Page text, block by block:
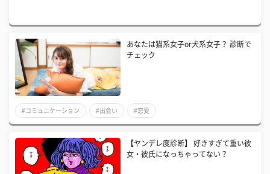
あなたは猫系女子or犬系女子？ 診断で
チェック
#コミュニケーション #出会い #恋愛
【ヤンデレ度診断】 好きすぎて重い彼
女・彼氏になっちゃってない？